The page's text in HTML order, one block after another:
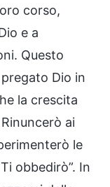
corso,
e a
Questo
Dio in
la crescita
ai
le
obbedirò”. In